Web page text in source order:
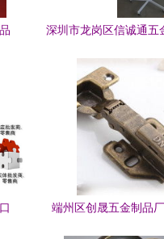
深圳市龙岗区信诚通五
端州区创晟五金制品